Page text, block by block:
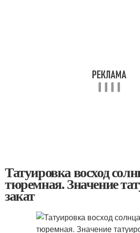
Татуировка восход
тюремная. Значение
закат